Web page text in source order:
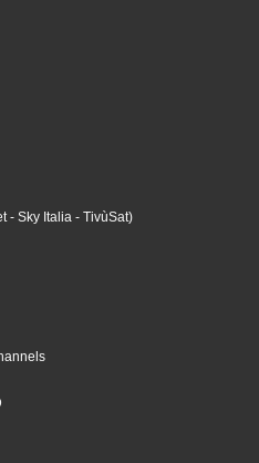
- Sky Italia - TivùSat)